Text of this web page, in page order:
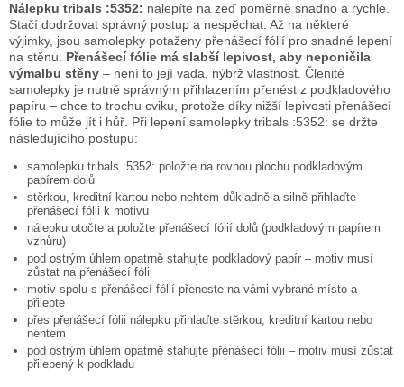
Nálepku tribals :5352: nalepíte na zeď poměrně snadno a rychle.
Stačí dodržovat správný postup a nespěchat. Až na některé
výjimky, jsou samolepky potaženy přenášecí fólií pro snadné lepení
na stěnu. Přenášecí fólie má slabší lepivost, aby neponičila
výmalbu stěny – není to její vada, nýbrž vlastnost. Členité
samolepky je nutné správným přihlazením přenést z podkladového
papíru – chce to trochu cviku, protože díky nižší lepivosti přenášecí
fólie to může jít i hůř. Při lepení samolepky tribals :5352: se držte
následujícího postupu:
samolepku tribals :5352: položte na rovnou plochu podkladovým
papírem dolů
stěrkou, kreditní kartou nebo nehtem důkladně a silně přihlaďte
přenášecí fólii k motivu
nálepku otočte a položte přenášecí fólií dolů (podkladovým papírem
vzhůru)
pod ostrým úhlem opatrně stahujte podkladový papír – motiv musí
zůstat na přenášecí fólii
motiv spolu s přenášecí fólií přeneste na vámi vybrané místo a
přilepte
přes přenášecí fólii nálepku přihlaďte stěrkou, kreditní kartou nebo
nehtem
pod ostrým úhlem opatrně stahujte přenášecí fólii – motiv musí zůstat
přilepený k podkladu